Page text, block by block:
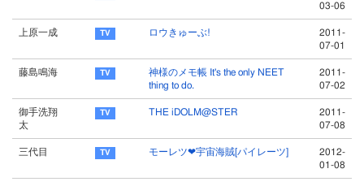
03-06
上原一成 ロウきゅーぶ!
2011-
07-01
藤島鳴海
神様のメモ帳 It's the only NEET
thing to do.
2011-
07-02
御手洗翔
太
THE iDOLM@STER
2011-
07-08
三代目 モーレツ❤宇宙海賊[パイレーツ]
2012-
01-08